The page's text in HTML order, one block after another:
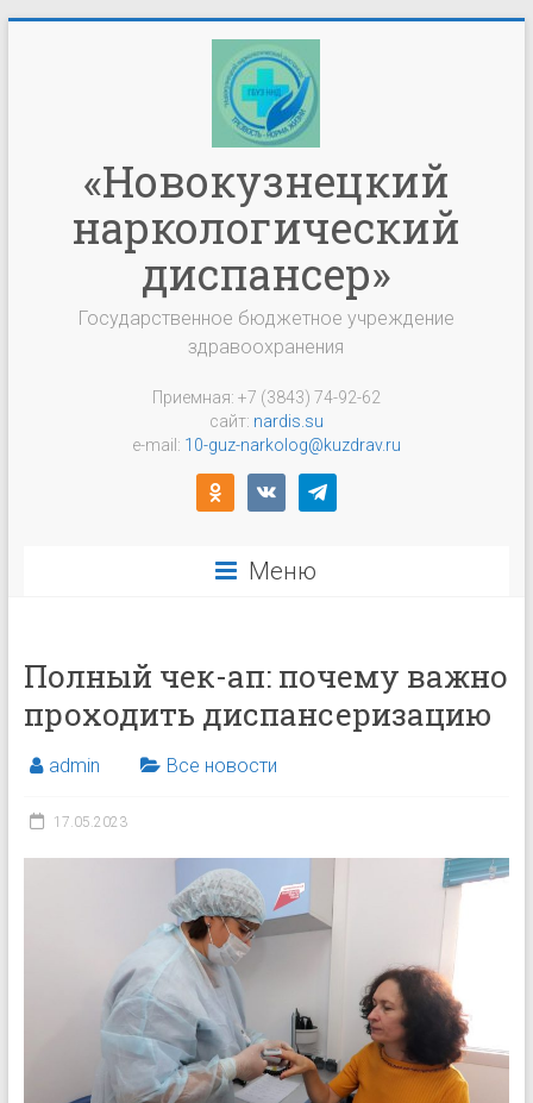
«Новокузнецкий
наркологический
диспансер»
Государственное бюджетное учреждение
здравоохранения
Приемная: +7 (3843) 74-92-62
сайт: nardis.su
e-mail: 10-guz-narkolog@kuzdrav.ru
odnoklassniki
vkontaktetelegram
Меню
Полный чек-ап: почему важно
проходить диспансеризацию
admin Все новости
17.05.2023